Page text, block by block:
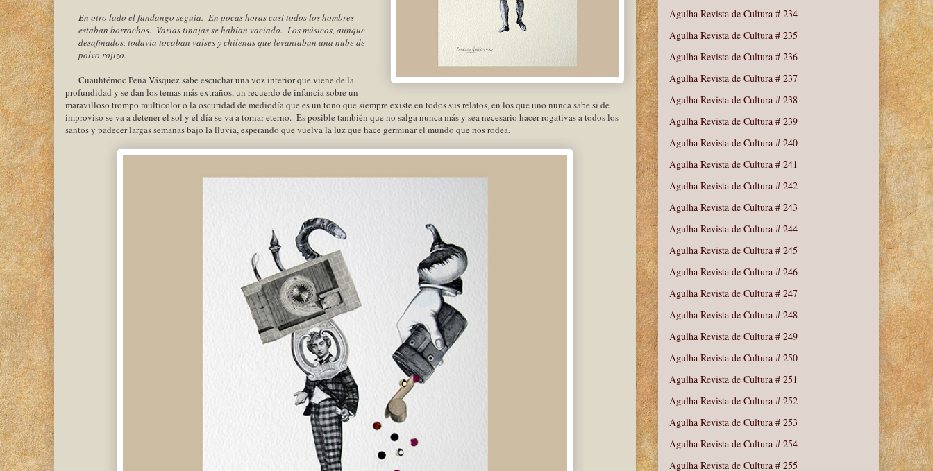
En otro lado el fandango seguía. En pocas horas casi todos los hombres
estaban borrachos. Varias tinajas se habían vaciado. Los músicos, aunque
desafinados, todavía tocaban valses y chilenas que levantaban una nube de
polvo rojizo.
Cuauhtémoc Peña Vásquez sabe escuchar una voz interior que viene de la
profundidad y se dan los temas más extraños, un recuerdo de infancia sobre un
maravilloso trompo multicolor o la oscuridad de mediodía que es un tono que siempre existe en todos sus relatos, en los que uno nunca sabe si de
improviso se va a detener el sol y el día se va a tornar eterno. Es posible también que no salga nunca más y sea necesario hacer rogativas a todos los
santos y padecer largas semanas bajo la lluvia, esperando que vuelva la luz que hace germinar el mundo que nos rodea.
Agulha Revista de Cultura # 234
Agulha Revista de Cultura # 235
Agulha Revista de Cultura # 236
Agulha Revista de Cultura # 237
Agulha Revista de Cultura # 238
Agulha Revista de Cultura # 239
Agulha Revista de Cultura # 240
Agulha Revista de Cultura # 241
Agulha Revista de Cultura # 242
Agulha Revista de Cultura # 243
Agulha Revista de Cultura # 244
Agulha Revista de Cultura # 245
Agulha Revista de Cultura # 246
Agulha Revista de Cultura # 247
Agulha Revista de Cultura # 248
Agulha Revista de Cultura # 249
Agulha Revista de Cultura # 250
Agulha Revista de Cultura # 251
Agulha Revista de Cultura # 252
Agulha Revista de Cultura # 253
Agulha Revista de Cultura # 254
Agulha Revista de Cultura # 255